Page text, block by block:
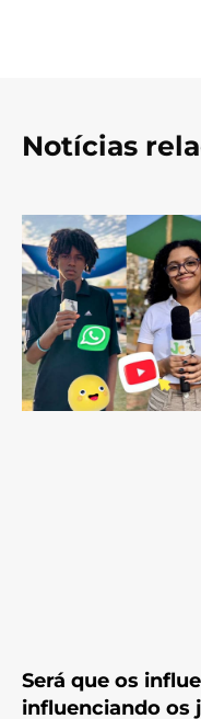
Notícias
Será que os
influenciando os